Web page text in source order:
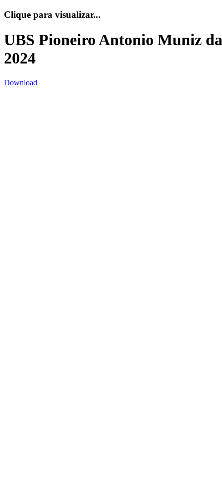
Clique para visualizar...
UBS Pioneiro Antonio Muniz
2024
Download